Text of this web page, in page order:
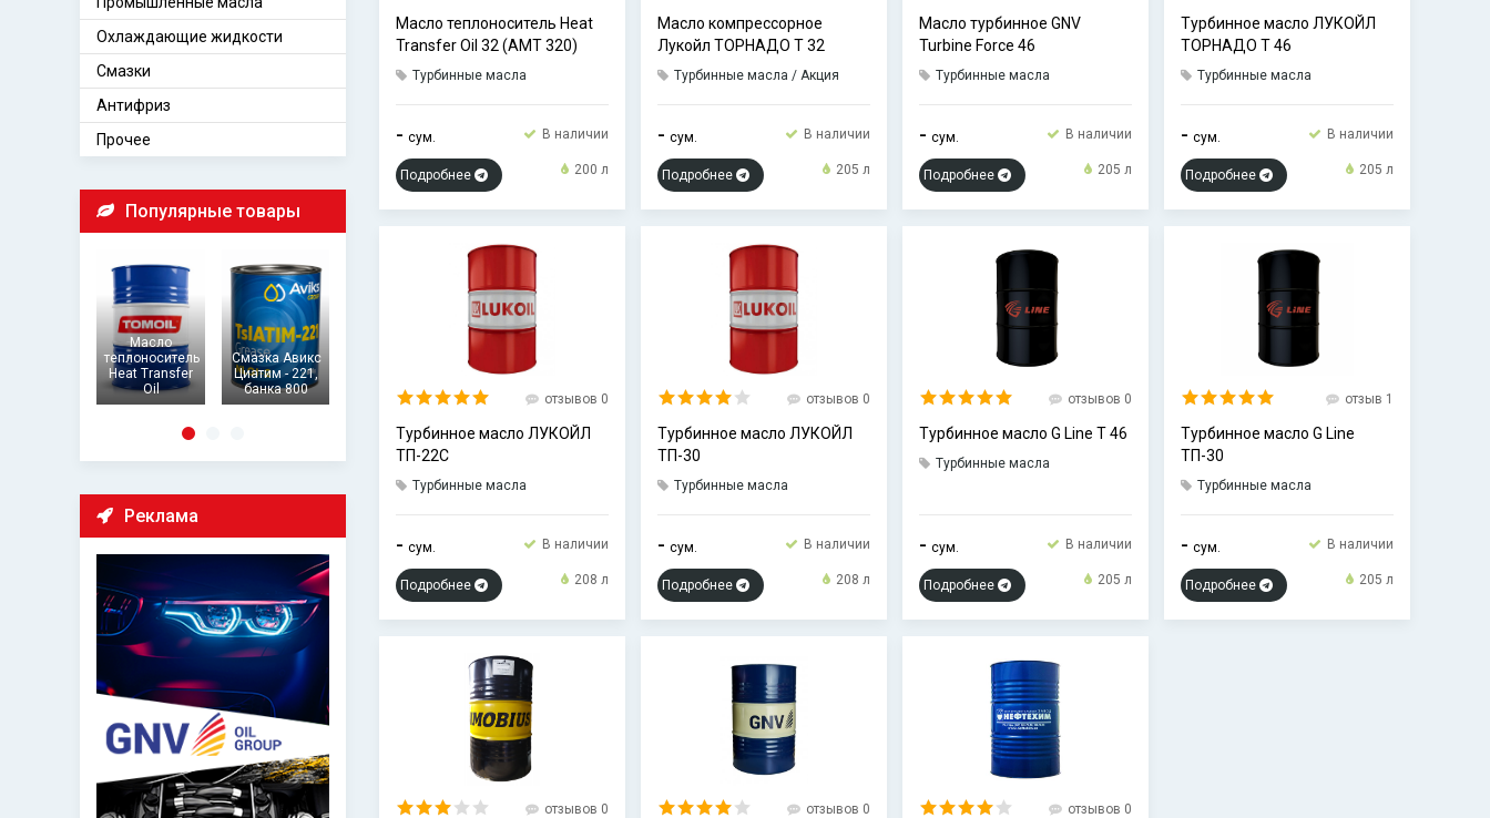
Охлаждающие жидкости
Смазки
Антифриз
Прочее
Популярные товары
Масло
теплоноситель
Heat Transfer
Oil
Смазка Авикс
Циатим - 221,
банка 800
трансформаторное
TOMOIL
масло Tomoil
Quenching Oil
Реклама
Масло теплоноситель Heat
Transfer Oil 32 (АМТ 320)
Турбинные масла
- сум. В наличии
Подробнее 200 л
Масло компрессорное
Лукойл ТОРНАДО Т 32
Турбинные масла / Акция
- сум. В наличии
Подробнее 205 л
Масло турбинное GNV
Turbine Force 46
Турбинные масла
- сум. В наличии
Подробнее 205 л
Турбинное масло ЛУКОЙЛ
ТОРНАДО Т 46
Турбинные масла
- сум. В наличии
Подробнее 205 л
отзывов 0
Турбинное масло ЛУКОЙЛ
ТП-22С
Турбинные масла
- сум. В наличии
Подробнее 208 л
отзывов 0
Турбинное масло ЛУКОЙЛ
ТП-30
Турбинные масла
- сум. В наличии
Подробнее 208 л
отзывов 0
Турбинное масло G Line T 46
Турбинные масла
- сум. В наличии
Подробнее 205 л
отзыв 1
Турбинное масло G Line
ТП-30
Турбинные масла
- сум. В наличии
Подробнее 205 л
отзывов 0 отзывов 0 отзывов 0